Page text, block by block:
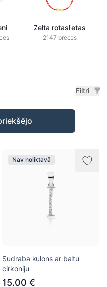
Zelta rotaslietas
2147 preces
Filtri
Nav noliktavā
Sudraba kulons ar baltu
cirkoniju
15.00 €